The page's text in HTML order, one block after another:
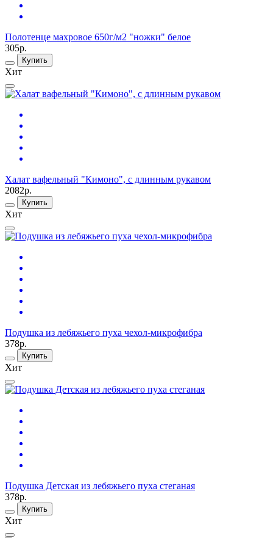
Полотенце махровое 650г/м2 "ножки" белое
305р.
Купить
Хит
Халат вафельный "Кимоно", с длинным рукавом
2082р.
Купить
Хит
Подушка из лебяжьего пуха чехол-микрофибра
378р.
Купить
Хит
Подушка Детская из лебяжьего пуха стеганая
378р.
Купить
Хит